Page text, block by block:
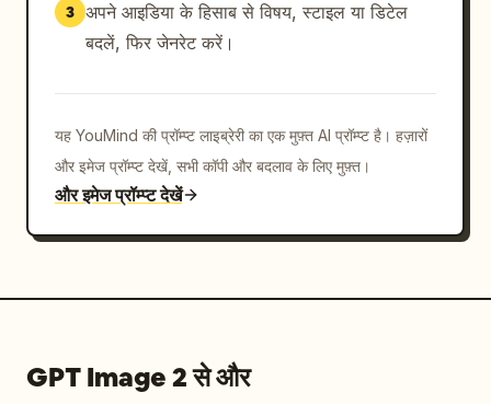
3 अपने आइडिया के हिसाब से विषय, स्टाइल या डिटेल
बदलें, फिर जेनरेट करें।
यह YouMind की प्रॉम्प्ट लाइब्रेरी का एक मुफ़्त AI प्रॉम्प्ट है। हज़ारों
और इमेज प्रॉम्प्ट देखें, सभी कॉपी और बदलाव के लिए मुफ़्त।
और इमेज प्रॉम्प्ट देखें
GPT Image 2 से और